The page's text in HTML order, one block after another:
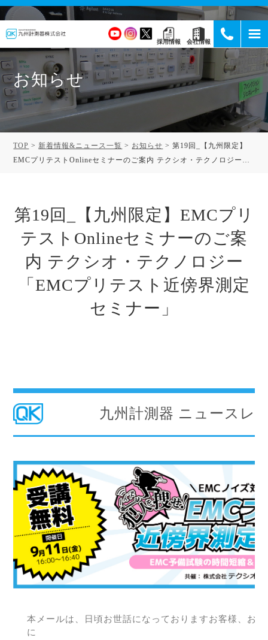
採用情報 会社情報
お知らせ
TOP 新着情報&ニュース一覧 お知らせ
第19回_【九州限定】
EMCプリテストOnlineセミナーのご案内 テクシオ・テクノロジー
第19回_【九州限定】EMCプリ
テストOnlineセミナーのご案
内 テクシオ・テクノロジー
「EMCプリテスト近傍界測定
セミナー」
九州計測器 ニュースレ
本メールは、日頃お世話になっておりますお客様、お
に